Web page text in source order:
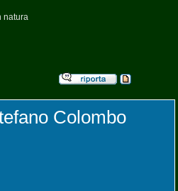
natura
Colombo